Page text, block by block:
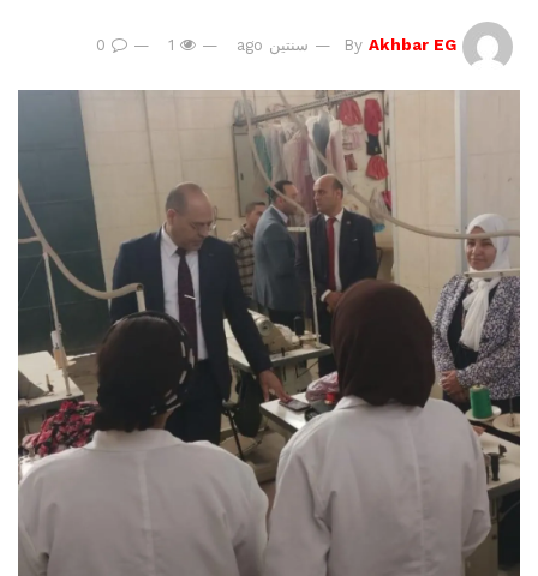
By Akhbar EG سنتين ago